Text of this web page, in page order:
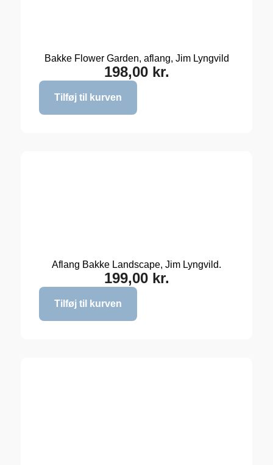
Bakke Flower Garden, aflang, Jim Lyngvild
198,00 kr.
Tilføj til kurven
Aflang Bakke Landscape, Jim Lyngvild.
199,00 kr.
Tilføj til kurven